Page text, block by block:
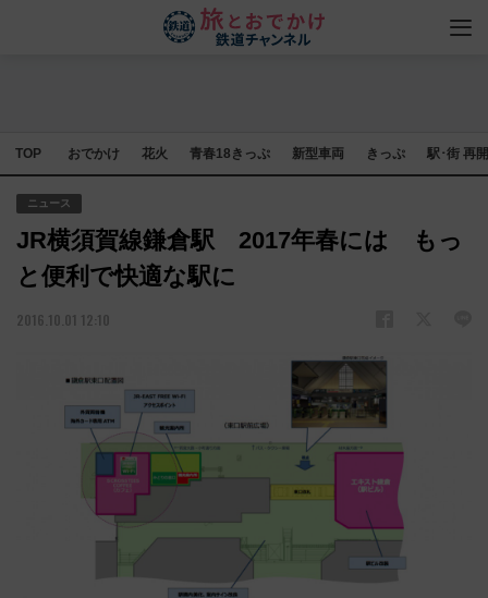
TOP おでかけ 花火 青春18きっぷ 新型車両 きっぷ 駅･街 再
ニュース
JR横須賀線鎌倉駅 2017年春には もっ
と便利で快適な駅に
2016.10.01 12:10